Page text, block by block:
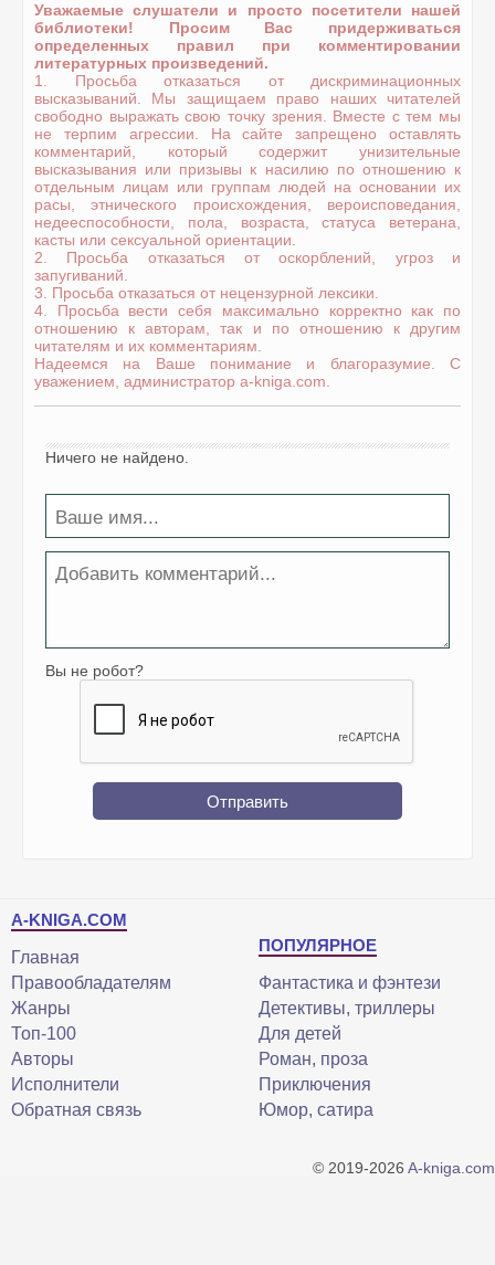
Уважаемые слушатели и просто посетители нашей
библиотеки! Просим Вас придерживаться
определенных правил при комментировании
литературных произведений.
1. Просьба отказаться от дискриминационных
высказываний. Мы защищаем право наших читателей
свободно выражать свою точку зрения. Вместе с тем мы
не терпим агрессии. На сайте запрещено оставлять
комментарий, который содержит унизительные
высказывания или призывы к насилию по отношению к
отдельным лицам или группам людей на основании их
расы, этнического происхождения, вероисповедания,
недееспособности, пола, возраста, статуса ветерана,
касты или сексуальной ориентации.
2. Просьба отказаться от оскорблений, угроз и
запугиваний.
3. Просьба отказаться от нецензурной лексики.
4. Просьба вести себя максимально корректно как по
отношению к авторам, так и по отношению к другим
читателям и их комментариям.
Надеемся на Ваше понимание и благоразумие. С
уважением, администратор a-kniga.com.
Ничего не найдено.
Вы не робот?
Отправить
A-KNIGA.COM
Главная
Правообладателям
Жанры
Топ-100
Авторы
Исполнители
Обратная связь
ПОПУЛЯРНОЕ
Фантастика и фэнтези
Детективы, триллеры
Для детей
Роман, проза
Приключения
Юмор, сатира
© 2019-2026 A-kniga.com